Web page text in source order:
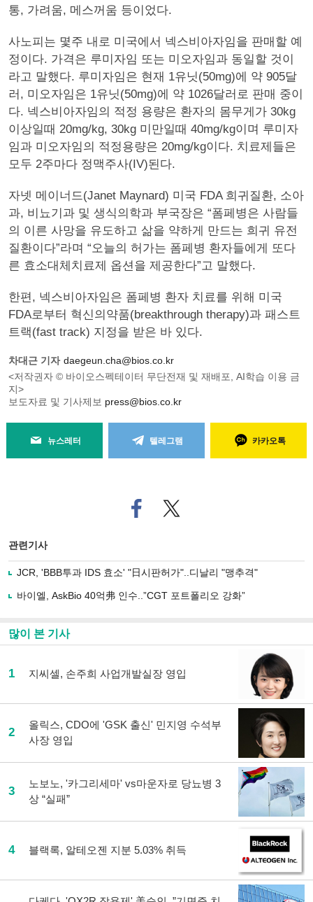
통, 가려움, 메스꺼움 등이었다.
사노피는 몇주 내로 미국에서 넥스비아자임을 판매할 예
정이다. 가격은 루미자임 또는 미오자임과 동일할 것이
라고 말했다. 루미자임은 현재 1유닛(50mg)에 약 905달
러, 미오자임은 1유닛(50mg)에 약 1026달러로 판매 중이
다. 넥스비아자임의 적정 용량은 환자의 몸무게가 30kg
이상일때 20mg/kg, 30kg 미만일때 40mg/kg이며 루미자
임과 미오자임의 적정용량은 20mg/kg이다. 치료제들은
모두 2주마다 정맥주사(IV)된다.
자넷 메이너드(Janet Maynard) 미국 FDA 희귀질환, 소아
과, 비뇨기과 및 생식의학과 부국장은 “폼페병은 사람들
의 이른 사망을 유도하고 삶을 약하게 만드는 희귀 유전
질환이다”라며 “오늘의 허가는 폼페병 환자들에게 또다
른 효소대체치료제 옵션을 제공한다”고 말했다.
한편, 넥스비아자임은 폼페병 환자 치료를 위해 미국
FDA로부터 혁신의약품(breakthrough therapy)과 패스트
트랙(fast track) 지정을 받은 바 있다.
차대근 기자 daegeun.cha@bios.co.kr
<저작권자 © 바이오스펙테이터 무단전재 및 재배포, AI학습 이용 금
지>
보도자료 및 기사제보 press@bios.co.kr
뉴스레터 텔레그램 카카오톡
페
이
로
기
사
기
트위
터로
관련기사
JCR, 'BBB투과 IDS 효소' "日시판허가"..디날리 "맹추격"
바이엘, AskBio 40억弗 인수..”CGT 포트폴리오 강화”
많이 본 기사
1 지씨셀, 손주희 사업개발실장 영입
2
올릭스, CDO에 'GSK 출신' 민지영 수석부
사장 영입
3
노보노, '카그리세마' vs마운자로 당뇨병 3
상 “실패”
4 블랙록, 알테오젠 지분 5.03% 취득